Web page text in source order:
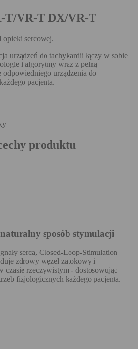
T/VR-T DX/VR-T
opieki sercowej.
urządzeń do tachykardii łączy w sobie
i algorytmy wraz z pełną
odpowiedniego urządzenia do
pacjenta.
produktu
sposób stymulacji
serca, Closed-Loop-Stimulation
zdrowy węzeł zatokowy i
czasie rzeczywistym - dostosowując
fizjologicznych każdego pacjenta.